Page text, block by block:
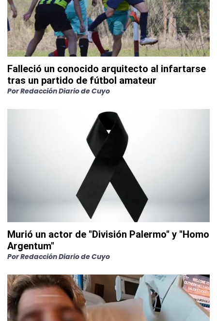
Falleció un conocido arquitecto al infartarse
tras un partido de fútbol amateur
PorRedacción Diario de Cuyo
Murió un actor de "División Palermo" y "Homo
Argentum"
PorRedacción Diario de Cuyo